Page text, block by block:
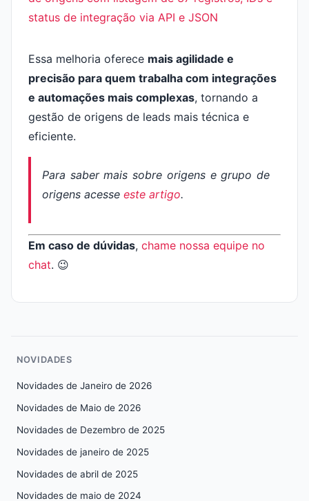
Essa melhoria oferece mais agilidade e
precisão para quem trabalha com integrações
e automações mais complexas, tornando a
gestão de origens de leads mais técnica e
eficiente.
Para saber mais sobre origens e grupo de
origens acesse este artigo.
Em caso de dúvidas, chame nossa equipe no
chat. 😉
NOVIDADES
Novidades de Janeiro de 2026
Novidades de Maio de 2026
Novidades de Dezembro de 2025
Novidades de janeiro de 2025
Novidades de abril de 2025
Novidades de maio de 2024